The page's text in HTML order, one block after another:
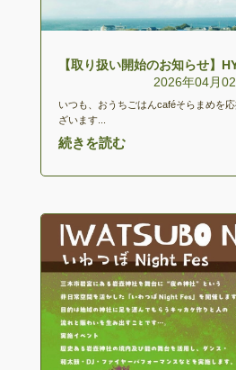
【取り扱い開始のお知らせ】
2026年04月
いつも、おうちごはんcaféそらまめを
ざいます...
続きを読む